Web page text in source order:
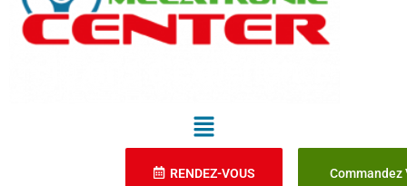
RENDEZ-VOUS Commandez